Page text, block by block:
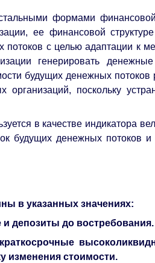
формами
ее финансовой
потоков с целью адаптации
генерировать
будущих денежных потоков
организаций, поскольку
в качестве индикатора
будущих денежных потоков
в указанных значениях:
депозиты до востребования.
изменения стоимости.